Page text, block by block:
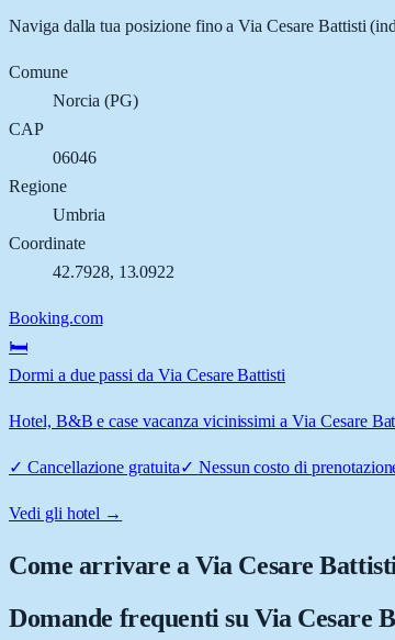
Naviga dalla tua posizione fino aVia Cesare Battisti
Comune
Norcia (PG)
CAP
06046
Regione
Umbria
Coordinate
42.7928, 13.0922
Booking.com
🛏️
Dormi a due passi da Via Cesare Battisti
Hotel, B&B e case vacanza vicinissimi a Via Cesare
✓ Cancellazione gratuita✓ Nessun costo di
Vedi gli hotel →
Come arrivare aVia Cesare
Domande frequenti su Via Cesare